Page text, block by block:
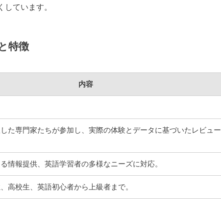
ています。
特徴
内容
た専門家たちが参加し、実際の体験とデータに基づいたレビュー
情報提供、英語学習者の多様なニーズに対応。
高校生、英語初心者から上級者まで。